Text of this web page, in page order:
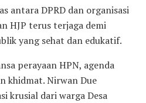
antara DPRD dan organisasi
HJP terus terjaga demi
yang sehat dan edukatif.
perayaan HPN, agenda
khidmat. Nirwan Due
krusial dari warga Desa